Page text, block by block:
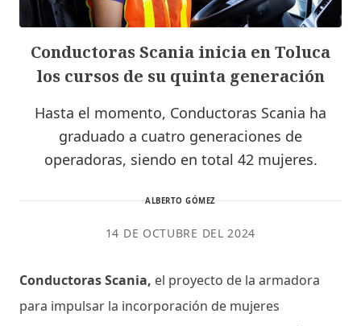
Conductoras Scania inicia en Toluca
los cursos de su quinta generación
Hasta el momento, Conductoras Scania ha
graduado a cuatro generaciones de
operadoras, siendo en total 42 mujeres.
ALBERTO GÓMEZ
14 DE OCTUBRE DEL 2024
Conductoras Scania, el proyecto de la armadora
para impulsar la incorporación de mujeres